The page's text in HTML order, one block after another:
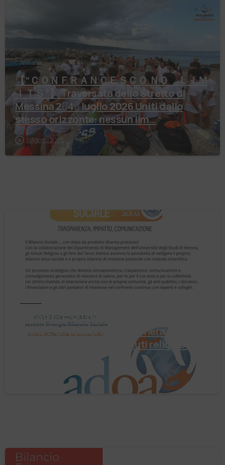
Notizie
【 “ＣＯＮＦＲＡＮＣＥＳＣＯ ＮＯ ＬＩＭ
ＩＴＳ”】 Traversata dello Stretto di
Messina 2⃣4⃣ luglio 2026 Uniti dallo
stesso orizzonte: nessun lim…
5 Agosto 2026
Il Bilancio Sociale non è un punto di
arrivo. È un percorso che genera valore!
Negli ultimi anni enti, istituti religiosi,